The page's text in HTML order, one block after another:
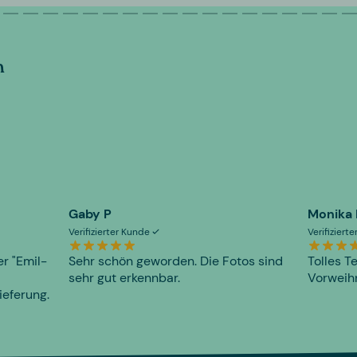
"Emil-
Gaby P
Verifizierter Kunde
Sehr schön geworden. Die Fotos sind
sehr gut erkennbar.
Monika
Tolles